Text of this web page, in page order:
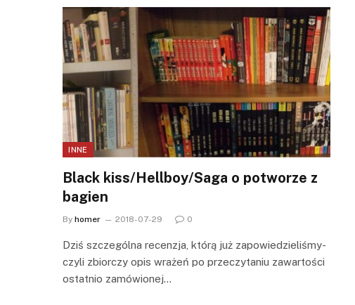
INNE
Black kiss/Hellboy/Saga o potworze z
bagien
By homer 2018-07-29 0
Dziś szczególna recenzja, którą już zapowiedzieliśmy-
czyli zbiorczy opis wrażeń po przeczytaniu zawartości
ostatnio zamówionej…